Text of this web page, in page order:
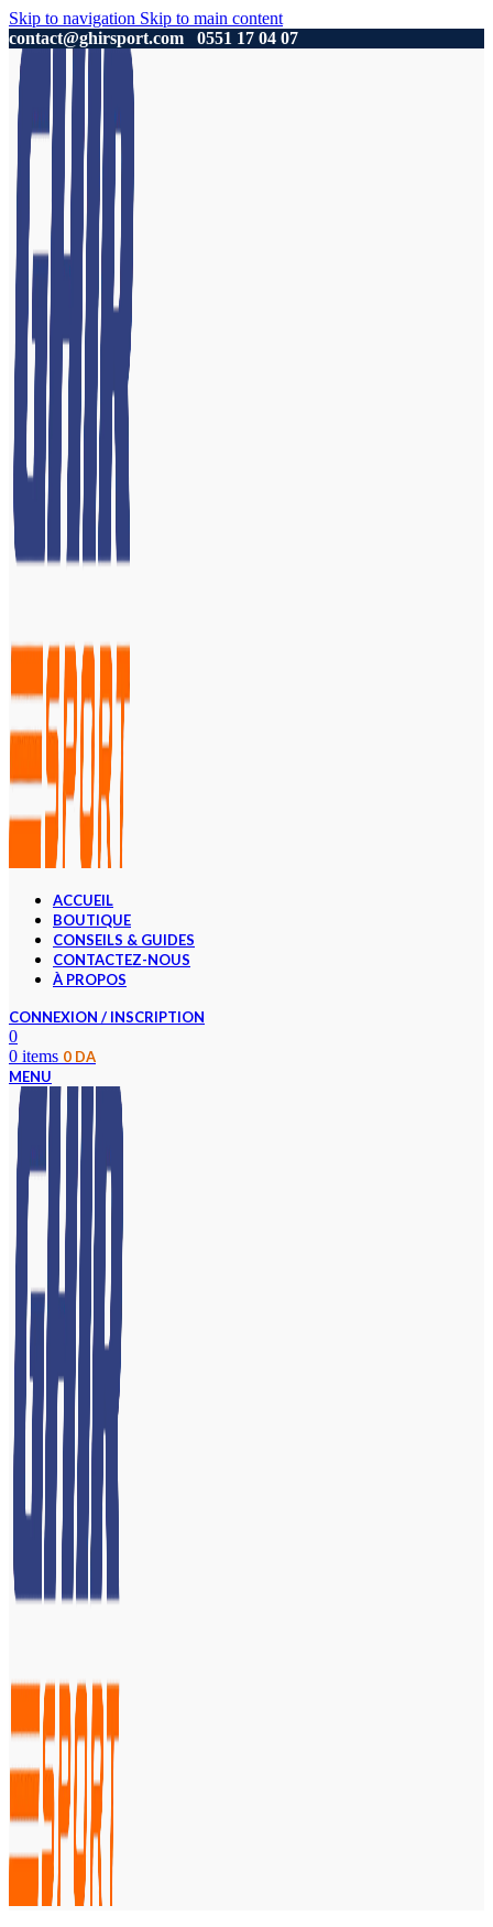
Skip to navigation Skip to main content
contact@ghirsport.com
0551 17 04 07
ACCUEIL
BOUTIQUE
CONSEILS & GUIDES
CONTACTEZ-NOUS
À PROPOS
CONNEXION / INSCRIPTION
0
0 items 0 DA
MENU